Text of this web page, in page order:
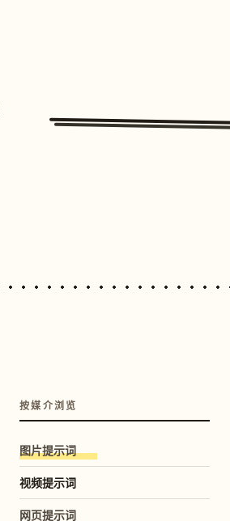
按媒介浏览
图片提示词
视频提示词
网页提示词